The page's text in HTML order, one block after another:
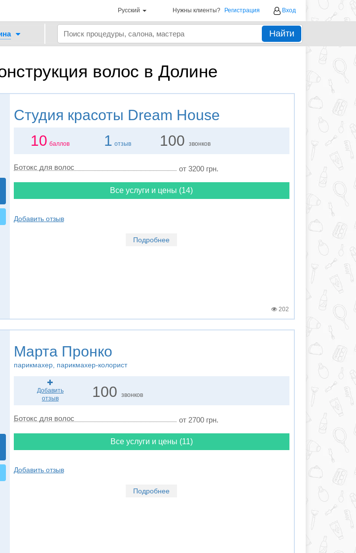
Русский Нужны клиенты? Регистрация Вход
Найти
волос в Долине
Студия красоты Dream House
10 баллов 1 отзыв 100 звонков
Ботокс для волос от 3200 грн.
Все услуги и цены (14)
Добавить отзыв
Подробнее
202
Марта Пронко
парикмахер, парикмахер-колорист
Добавить
отзыв
100звонков
Ботокс для волос от 2700 грн.
Все услуги и цены (11)
Добавить отзыв
Подробнее